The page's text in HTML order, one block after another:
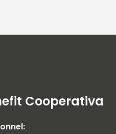
Cooperativa